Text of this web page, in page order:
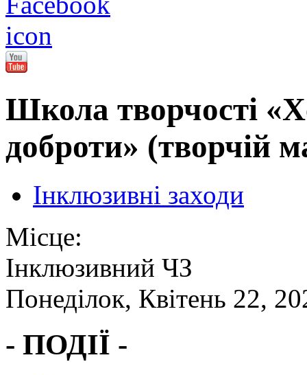
Школа творчості
доброти» (творчій
Інклюзивні заходи
Місце:
Інклюзивний ЧЗ
Понеділок, Квітень 22,
- ПОДІЇ -